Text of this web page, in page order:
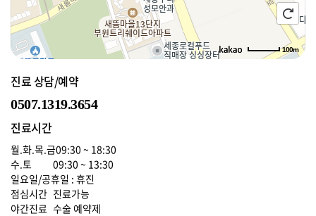
100m
진료 상담/예약
0507.1319.3654
진료시간
월.화.목.금09:30 ~ 18:30
수.토
09:30 ~ 13:30
일요일/공휴일 : 휴진
점심시간 진료가능
야간진료 수술 예약제